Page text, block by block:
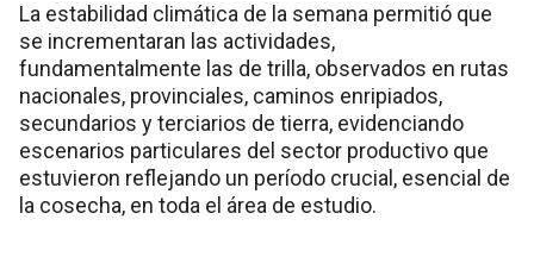
La estabilidad climática de la semana permitió que
se incrementaran las actividades,
fundamentalmente las de trilla, observados en rutas
nacionales, provinciales, caminos enripiados,
secundarios y terciarios de tierra, evidenciando
escenarios particulares del sector productivo que
estuvieron reflejando un período crucial, esencial de
la cosecha, en toda el área de estudio.